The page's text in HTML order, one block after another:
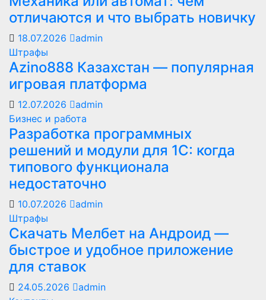
отличаются и что выбрать новичку
18.07.2026
admin
Штрафы
Azino888 Казахстан — популярная
игровая платформа
12.07.2026
admin
Бизнес и работа
Разработка программных
решений и модули для 1С: когда
типового функционала
недостаточно
10.07.2026
admin
Штрафы
Скачать Мелбет на Андроид —
быстрое и удобное приложение
для ставок
24.05.2026
admin